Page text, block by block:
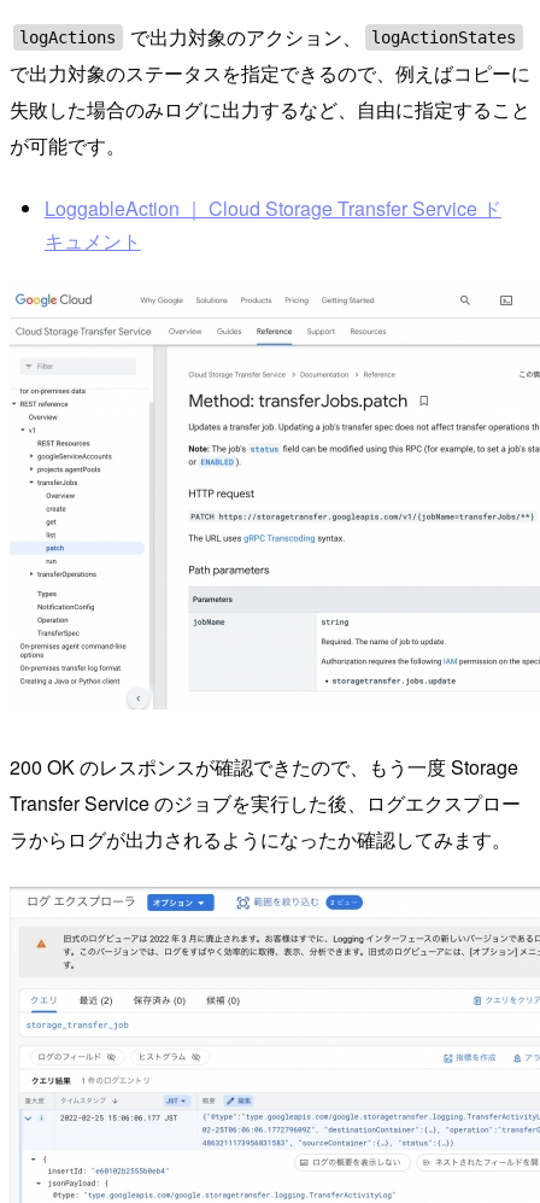
logActions で出力対象のアクション、 logActionStates
で出力対象のステータスを指定できるので、例えばコピーに
失敗した場合のみログに出力するなど、自由に指定すること
が可能です。
LoggableAction ｜ Cloud Storage Transfer Service ド
キュメント
200 OK のレスポンスが確認できたので、もう一度 Storage
Transfer Service のジョブを実行した後、ログエクスプロー
ラからログが出力されるようになったか確認してみます。